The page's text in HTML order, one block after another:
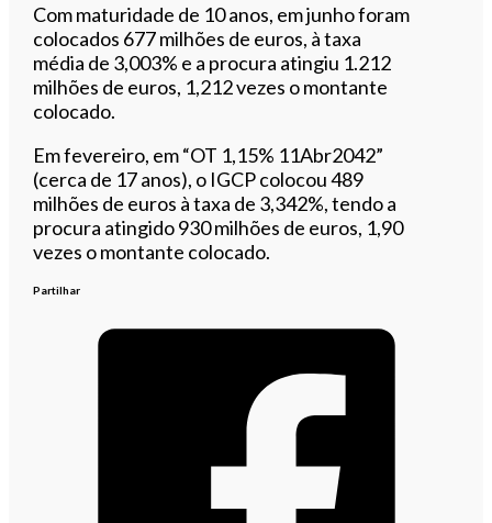
Com maturidade de 10 anos, em junho foram
colocados 677 milhões de euros, à taxa
média de 3,003% e a procura atingiu 1.212
milhões de euros, 1,212 vezes o montante
colocado.
Em fevereiro, em “OT 1,15% 11Abr2042”
(cerca de 17 anos), o IGCP colocou 489
milhões de euros à taxa de 3,342%, tendo a
procura atingido 930 milhões de euros, 1,90
vezes o montante colocado.
Partilhar